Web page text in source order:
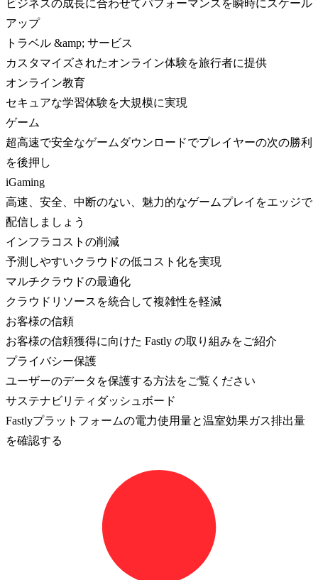
ビジネスの成長に合わせてパフォーマンスを瞬時にスケール
アップ
トラベル &amp; サービス
カスタマイズされたオンライン体験を旅行者に提供
オンライン教育
セキュアな学習体験を大規模に実現
ゲーム
超高速で安全なゲームダウンロードでプレイヤーの次の勝利
を後押し
iGaming
高速、安全、中断のない、魅力的なゲームプレイをエッジで
配信しましょう
インフラコストの削減
予測しやすいクラウドの低コスト化を実現
マルチクラウドの最適化
クラウドリソースを統合して複雑性を軽減
お客様の信頼
お客様の信頼獲得に向けた Fastly の取り組みをご紹介
プライバシー保護
ユーザーのデータを保護する方法をご覧ください
サステナビリティダッシュボード
Fastlyプラットフォームの電力使用量と温室効果ガス排出量
を確認する